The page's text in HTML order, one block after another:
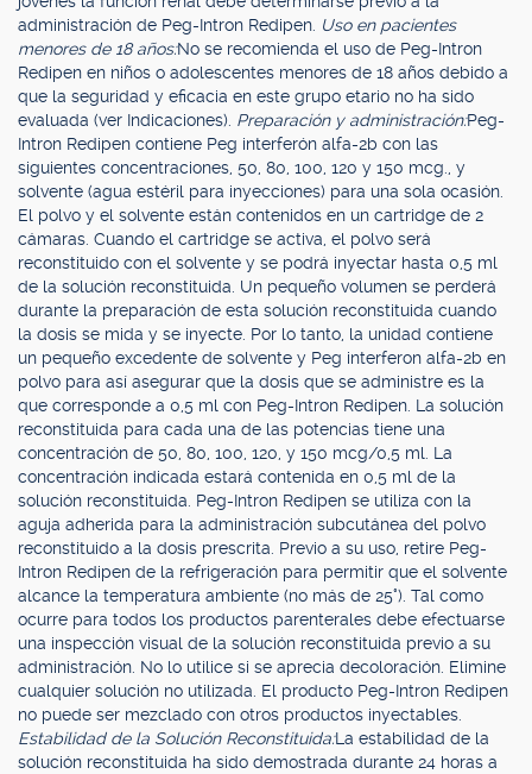
administración de Peg-Intron Redipen. Uso en pacientes
menores de 18 años:No se recomienda el uso de Peg-Intron
Redipen en niños o adolescentes menores de 18 años debido a
que la seguridad y eficacia en este grupo etario no ha sido
evaluada (ver Indicaciones). Preparación y administración:Peg-
Intron Redipen contiene Peg interferón alfa-2b con las
siguientes concentraciones, 50, 80, 100, 120 y 150 mcg., y
solvente (agua estéril para inyecciones) para una sola ocasión.
El polvo y el solvente están contenidos en un cartridge de 2
cámaras. Cuando el cartridge se activa, el polvo será
reconstituido con el solvente y se podrá inyectar hasta 0,5 ml
de la solución reconstituida. Un pequeño volumen se perderá
durante la preparación de esta solución reconstituida cuando
la dosis se mida y se inyecte. Por lo tanto, la unidad contiene
un pequeño excedente de solvente y Peg interferon alfa-2b en
polvo para así asegurar que la dosis que se administre es la
que corresponde a 0,5 ml con Peg-Intron Redipen. La solución
reconstituida para cada una de las potencias tiene una
concentración de 50, 80, 100, 120, y 150 mcg/0,5 ml. La
concentración indicada estará contenida en 0,5 ml de la
solución reconstituida. Peg-Intron Redipen se utiliza con la
aguja adherida para la administración subcutánea del polvo
reconstituido a la dosis prescrita. Previo a su uso, retire Peg-
Intron Redipen de la refrigeración para permitir que el solvente
alcance la temperatura ambiente (no más de 25°). Tal como
ocurre para todos los productos parenterales debe efectuarse
una inspección visual de la solución reconstituida previo a su
administración. No lo utilice si se aprecia decoloración. Elimine
cualquier solución no utilizada. El producto Peg-Intron Redipen
no puede ser mezclado con otros productos inyectables.
Estabilidad de la Solución Reconstituida:La estabilidad de la
solución reconstituida ha sido demostrada durante 24 horas a